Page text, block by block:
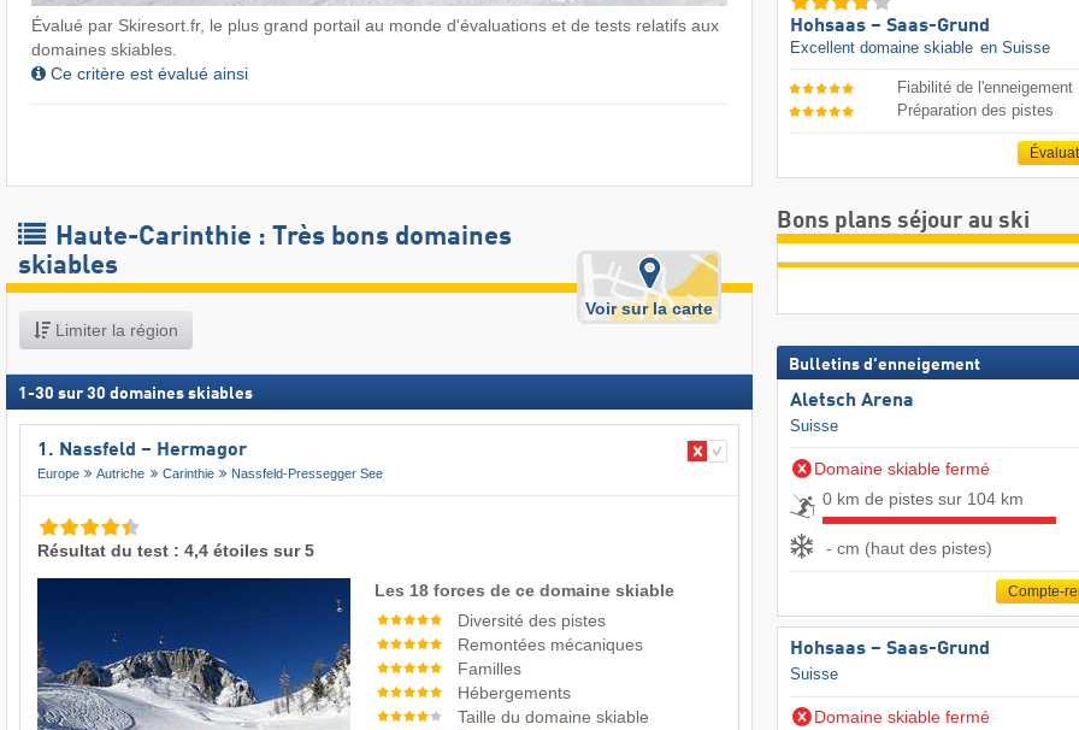
Évalué par Skiresort.fr, le plus grand portail au monde d'évaluations et de tests relatifs aux
domaines skiables.
Ce critère est évalué ainsi
Haute-Carinthie : Très bons domaines
skiables
Limiter la région
Voir sur la carte
1 -30 sur30 domaines skiables
1. Nassfeld – Hermagor
Europe Autriche Carinthie Nassfeld-Pressegger See
Résultat du test : 4,4 étoiles sur 5
Les 18 forces de ce domaine skiable
Diversité des pistes
Remontées mécaniques
Familles
Hébergements
Taille du domaine skiable
Hohsaas – Saas-Grund
Excellent domaine skiable en Suisse
Fiabilité de l'enneigement
Préparation des pistes
Bons plans séjour au ski
Bulletins d'enneigement
Aletsch Arena
Suisse
Domaine skiable fermé
0 km de pistes sur 104 km
- cm (haut des pistes)
Compte-
Hohsaas – Saas-Grund
Suisse
Domaine skiable fermé